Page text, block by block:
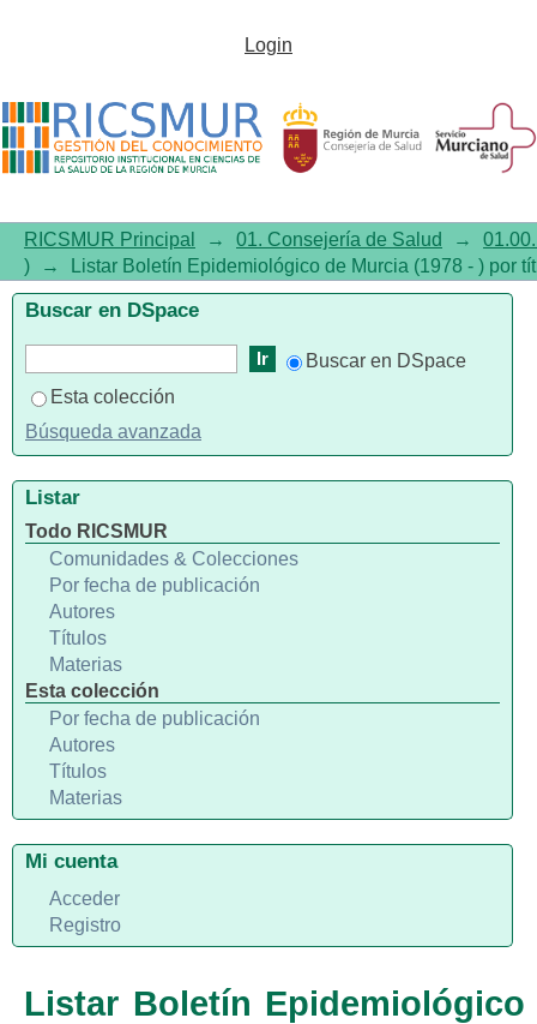
Listar Boletín Epidemiológico
Login
RICSMUR Principal → 01. Consejería de Salud →
)
→ Listar Boletín Epidemiológico de Murcia (1978 - ) por
Listar Boletín Epidemiológico
Buscar en DSpace
Buscar en DSpace
Esta colección
Búsqueda avanzada
Listar
Todo RICSMUR
Comunidades & Colecciones
Por fecha de publicación
Autores
Títulos
Materias
Esta colección
Por fecha de publicación
Autores
Títulos
Materias
Mi cuenta
Acceder
Registro